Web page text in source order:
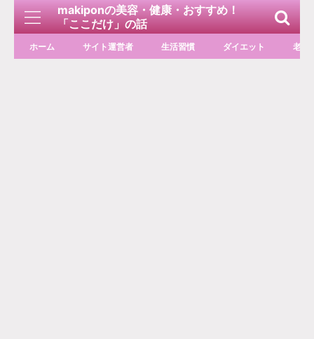
makiponの美容・健康・おすすめ！
「ここだけ」の話
ホーム サイト運営者 生活習慣 ダイエット 老化